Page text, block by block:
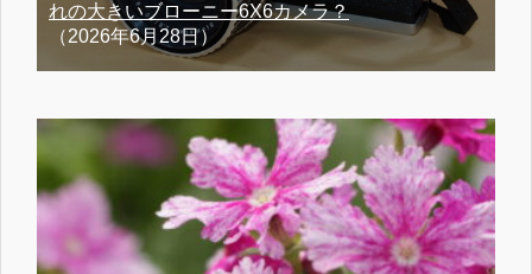
れの大きいブローニー6X6カメラ？
（2026年6月28日）